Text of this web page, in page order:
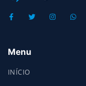
Menu
INÍCIO